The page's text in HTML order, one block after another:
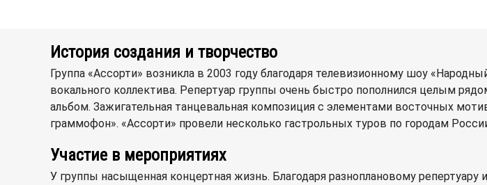
История создания и творчество
Группа «Ассорти» возникла в 2003 году благодаря телевизионному шоу
вокального коллектива. Репертуар группы очень быстро пополнился целым
альбом. Зажигательная танцевальная композиция с элементами восточных
граммофон». «Ассорти» провели несколько гастрольных туров по городам
Участие в мероприятиях
У группы насыщенная концертная жизнь. Благодаря разноплановому